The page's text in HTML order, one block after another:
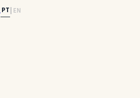
PT EN